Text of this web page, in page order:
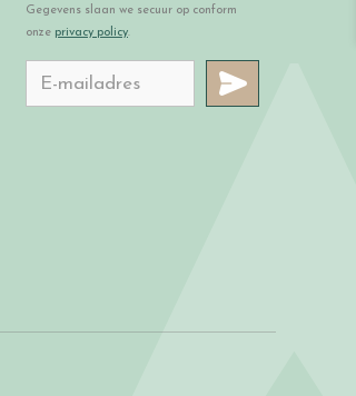
Gegevens slaan we secuur op conform
onze privacy policy.